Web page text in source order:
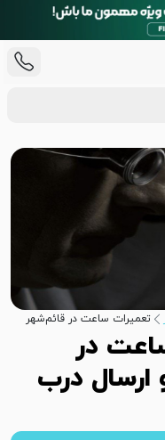
تعمیرات ساعت در قائم‌شهر
در
درب